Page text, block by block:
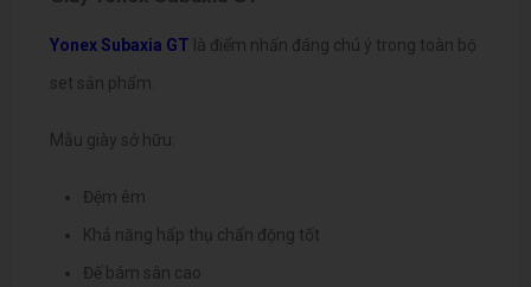
Yonex Subaxia GT là điểm nhấn đáng chú ý trong toàn bộ
set sản phẩm.
Mẫu giày sở hữu:
Đệm êm
Khả năng hấp thụ chấn động tốt
Đế bám sân cao